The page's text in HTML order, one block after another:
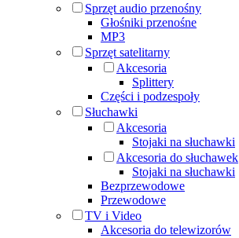
Sprzęt audio przenośny
Głośniki przenośne
MP3
Sprzęt satelitarny
Akcesoria
Splittery
Części i podzespoły
Słuchawki
Akcesoria
Stojaki na słuchawki
Akcesoria do słuchawek
Stojaki na słuchawki
Bezprzewodowe
Przewodowe
TV i Video
Akcesoria do telewizorów